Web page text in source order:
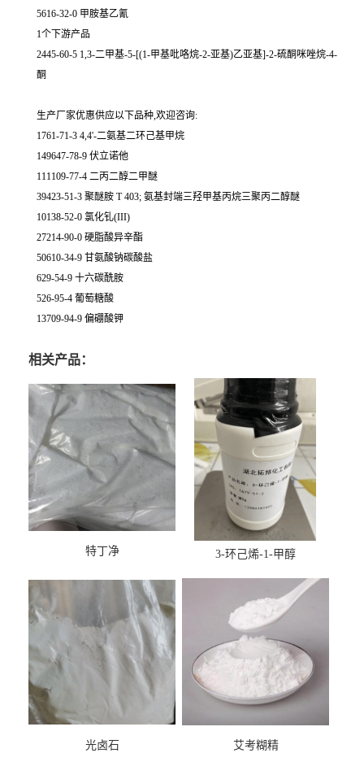
5616-32-0 甲胺基乙氰
1个下游产品
2445-60-5 1,3-二甲基-5-[(1-甲基吡咯烷-2-亚基)乙亚基]-2-硫酮咪唑烷-4-
酮
生产厂家优惠供应以下品种,欢迎咨询:
1761-71-3 4,4'-二氨基二环己基甲烷
149647-78-9 伏立诺他
111109-77-4 二丙二醇二甲醚
39423-51-3 聚醚胺 T 403; 氨基封端三羟甲基丙烷三聚丙二醇醚
10138-52-0 氯化钆(III)
27214-90-0 硬脂酸异辛酯
50610-34-9 甘氨酸钠碳酸盐
629-54-9 十六碳酰胺
526-95-4 葡萄糖酸
13709-94-9 偏硼酸钾
相关产品：
特丁净 3-环己烯-1-甲醇
光卤石 艾考糊精